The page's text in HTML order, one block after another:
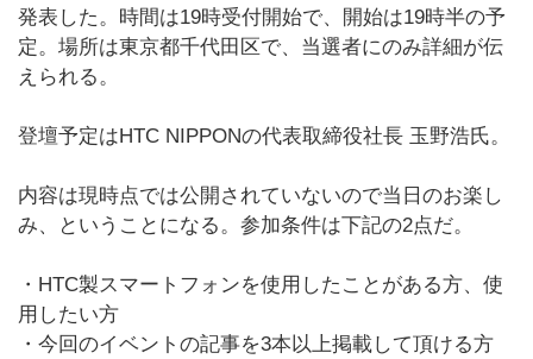
発表した。時間は19時受付開始で、開始は19時半の予
定。場所は東京都千代田区で、当選者にのみ詳細が伝
えられる。
登壇予定はHTC NIPPONの代表取締役社長 玉野浩氏。
内容は現時点では公開されていないので当日のお楽し
み、ということになる。参加条件は下記の2点だ。
・HTC製スマートフォンを使用したことがある方、使
用したい方
・今回のイベントの記事を3本以上掲載して頂ける方